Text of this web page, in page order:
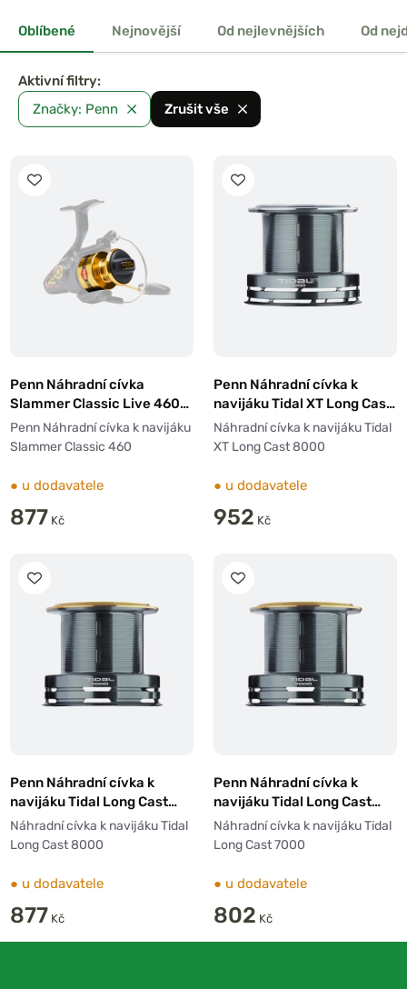
Oblíbené Nejnovější Od nejlevnějších Od
Aktivní filtry:
Značky: Penn
Zrušit vše
Penn Náhradní cívka
Slammer Classic Live 460
Spare Spool
Penn Náhradní cívka k navijáku
Slammer Classic 460
● u dodavatele
877 Kč
Penn Náhradní cívka k
navijáku Tidal XT Long Cast
8000
Náhradní cívka k navijáku Tidal
XT Long Cast 8000
● u dodavatele
952 Kč
Penn Náhradní cívka k
navijáku Tidal Long Cast
8000
Náhradní cívka k navijáku Tidal
Long Cast 8000
● u dodavatele
877 Kč
Penn Náhradní cívka k
navijáku Tidal Long Cast
7000
Náhradní cívka k navijáku Tidal
Long Cast 7000
● u dodavatele
802 Kč